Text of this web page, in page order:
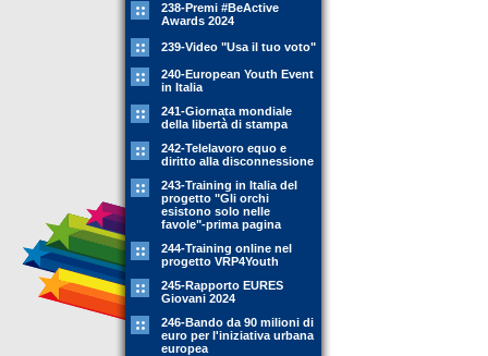
238-Premi #BeActive
Awards 2024
239-Video "Usa il tuo voto"
240-European Youth Event
in Italia
241-Giornata mondiale
della libertà di stampa
242-Telelavoro equo e
diritto alla disconnessione
243-Training in Italia del
progetto "Gli orchi
esistono solo nelle
favole"-prima pagina
244-Training online nel
progetto VRP4Youth
245-Rapporto EURES
Giovani 2024
246-Bando da 90 milioni di
euro per l'iniziativa urbana
europea